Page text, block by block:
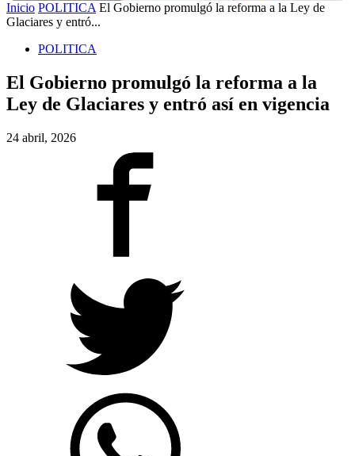
Inicio POLITICA El Gobierno promulgó la reforma a la Ley de
Glaciares y entró...
POLITICA
El Gobierno promulgó la reforma a la
Ley de Glaciares y entró así en vigencia
24 abril, 2026